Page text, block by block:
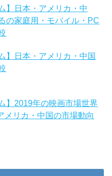
】日本・アメリカ・中
の家庭用・モバイル・PC
】日本・アメリカ・中国
】2019年の映画市場世界
メリカ・中国の市場動向